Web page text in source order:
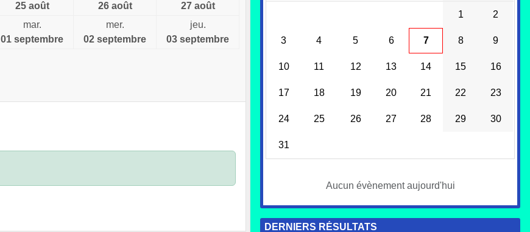
25 août
26 août
27 août
mar.
01 septembre
mer.
02 septembre
jeu.
03 septembre
1 2
3 4 5 6 7 8 9
10 11 12 13 14 15 16
17 18 19 20 21 22 23
24 25 26 27 28 29 30
31
Aucun évènement aujourd'hui
DERNIERS RÉSULTATS